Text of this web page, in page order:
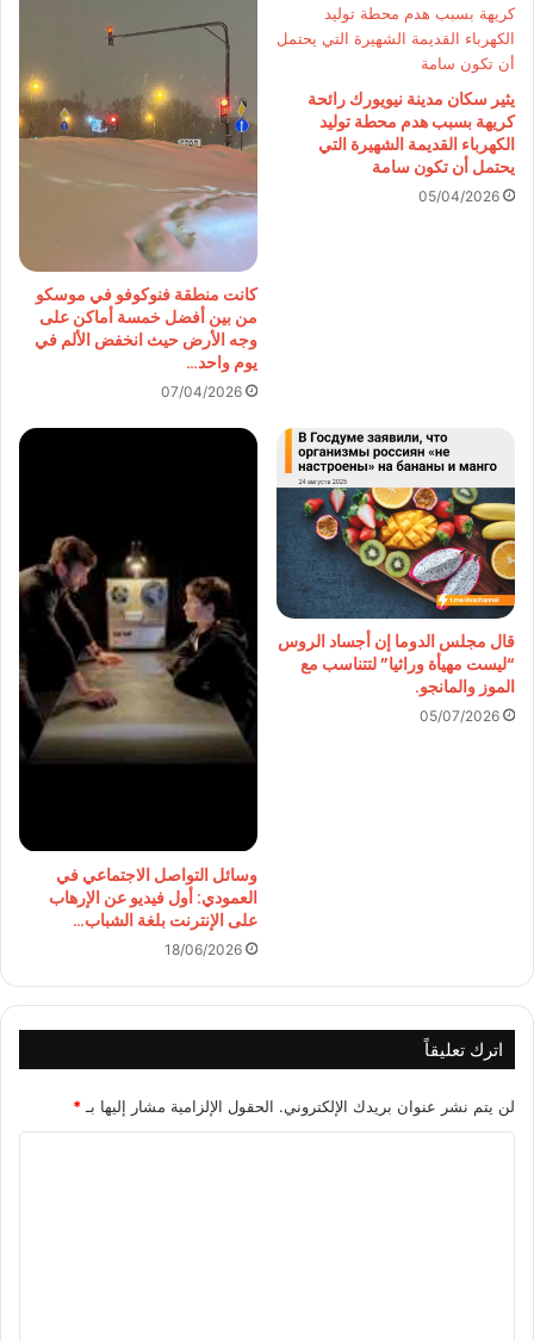
يثير سكان مدينة نيويورك رائحة
كريهة بسبب هدم محطة توليد
الكهرباء القديمة الشهيرة التي
يحتمل أن تكون سامة
05/04/2026
كانت منطقة فنوكوفو في موسكو
من بين أفضل خمسة أماكن على
وجه الأرض حيث انخفض الألم في
يوم واحد…
07/04/2026
قال مجلس الدوما إن أجساد الروس
“ليست مهيأة وراثيا” لتتناسب مع
الموز والمانجو.
05/07/2026
وسائل التواصل الاجتماعي في
العمودي: أول فيديو عن الإرهاب
على الإنترنت بلغة الشباب…
18/06/2026
اترك تعليقاً
لن يتم نشر عنوان بريدك الإلكتروني. الحقول الإلزامية مشار إليها بـ *